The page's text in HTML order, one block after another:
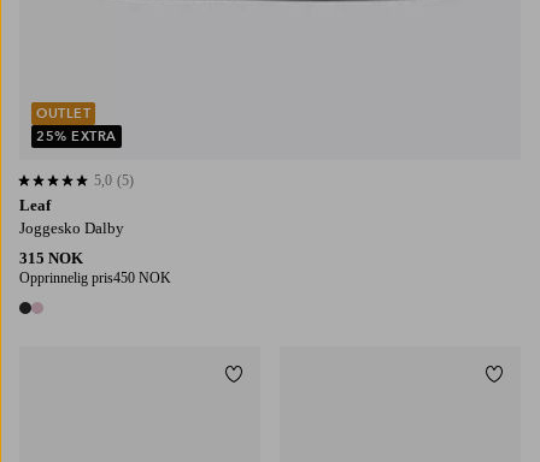
Leaf
Joggesko Dalby
315 NOK
Opprinnelig pris450 NOK
2 farger
5,0 basert på 5 karaktergivninger
5,0 (5)
OUTLET
25% EXTRA
Legg til favoritter